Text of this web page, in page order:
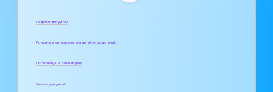
Поделки для детей
Полезные материалы для детей и родителей
Пословицы и поговорки
Сказки для детей